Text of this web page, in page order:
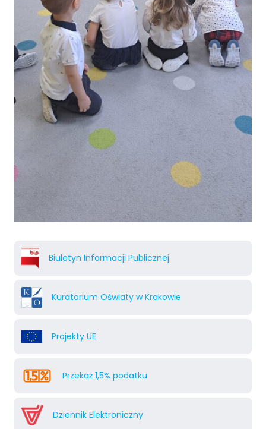
Biuletyn Informacji Publicznej
Kuratorium Oświaty w Krakowie
Projekty UE
Przekaż 1,5% podatku
Dziennik Elektroniczny